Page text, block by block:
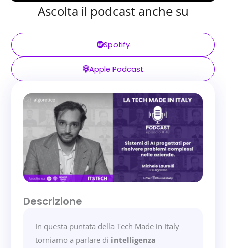
Ascolta il podcast anche su
Spotify
Apple Podcast
Descrizione
In questa puntata della Tech Made in Italy
torniamo a parlare di intelligenza